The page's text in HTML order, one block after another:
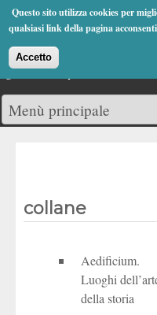
Questo sito utilizza cookies per
qualsiasi link della pagina
Accetto
Jump to Navigation
collane
Aedificium.
Luoghi
della storia